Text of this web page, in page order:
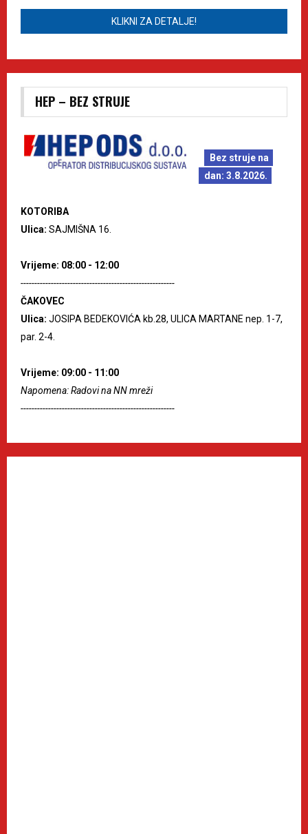
KLIKNI ZA DETALJE!
HEP – BEZ STRUJE
Bez struje na
dan: 3.8.2026.
KOTORIBA
Ulica: SAJMIŠNA 16.
Vrijeme: 08:00 - 12:00
--------------------------------------------------------
ČAKOVEC
Ulica: JOSIPA BEDEKOVIĆA kb.28, ULICA MARTANE nep. 1-7,
par. 2-4.
Vrijeme: 09:00 - 11:00
Napomena: Radovi na NN mreži
--------------------------------------------------------